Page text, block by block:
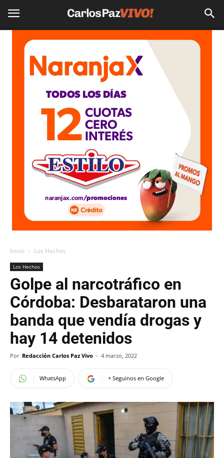
Inicio Los Hechos
Los Hechos
Golpe al narcotráfico en
Córdoba: Desbarataron una
banda que vendía drogas y
hay 14 detenidos
Por Redacción Carlos Paz Vivo - 4 marzo, 2022
WhatsApp + Seguinos en Google